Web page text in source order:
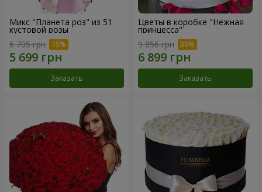
Микс "Планета роз" из 51
кустовой розы
6 705 грн
Заказать
Цветы в коробке "Нежная
принцесса"
9 856 грн
Заказать